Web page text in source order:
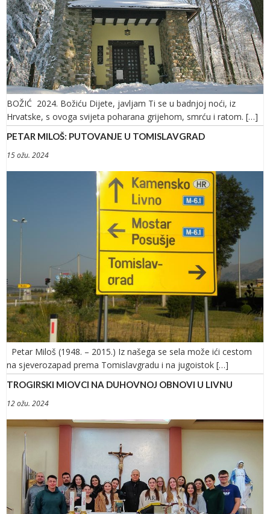
BOŽIĆ 2024. Božiću Dijete, javljam Ti se u badnjoj noći, iz
Hrvatske, s ovoga svijeta poharana grijehom, smrću i ratom. […]
PETAR MILOŠ: PUTOVANJE U TOMISLAVGRAD
15 ožu. 2024
Petar Miloš (1948. – 2015.) Iz našega se sela može ići cestom
na sjeverozapad prema Tomislavgradu i na jugoistok […]
TROGIRSKI MIOVCI NA DUHOVNOJ OBNOVI U LIVNU
12 ožu. 2024